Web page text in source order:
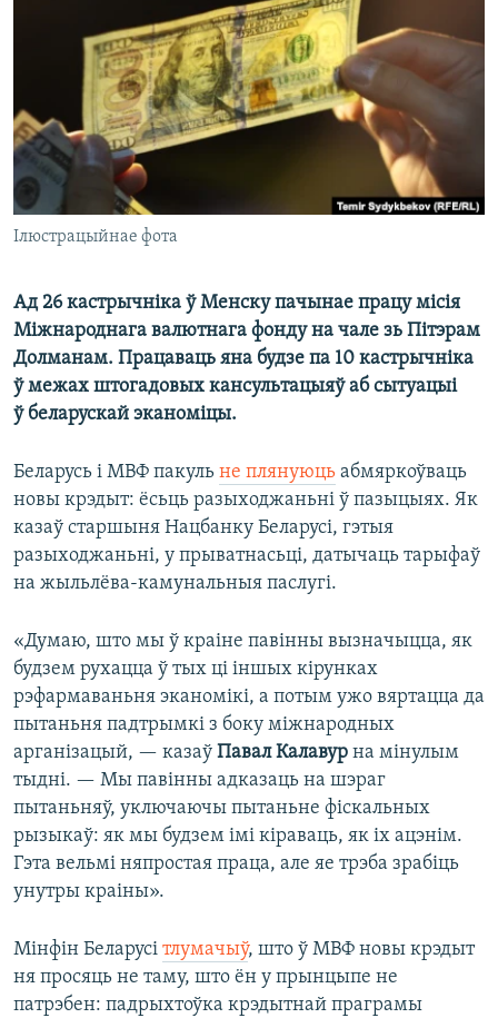
КАЛЯНДАР
НА ХВАЛЯХ СВАБОДЫ
Ілюстрацыйнае фота
Ад 26 кастрычніка ў Менску пачынае працу місія
Міжнароднага валютнага фонду на чале зь Пітэрам
Долманам. Працаваць яна будзе па 10 кастрычніка
ў межах штогадовых кансультацыяў аб сытуацыі
ў беларускай эканоміцы.
Беларусь і МВФ пакуль не плянуюць абмяркоўваць
новы крэдыт: ёсьць разыходжаньні ў пазыцыях. Як
казаў старшыня Нацбанку Беларусі, гэтыя
разыходжаньні, у прыватнасьці, датычаць тарыфаў
на жыльлёва-камунальныя паслугі.
«Думаю, што мы ў краіне павінны вызначыцца, як
будзем рухацца ў тых ці іншых кірунках
рэфармаваньня эканомікі, а потым ужо вяртацца да
пытаньня падтрымкі з боку міжнародных
арганізацый, — казаў Павал Калавур на мінулым
тыдні. — Мы павінны адказаць на шэраг
пытаньняў, уключаючы пытаньне фіскальных
рызыкаў: як мы будзем імі кіраваць, як іх ацэнім.
Гэта вельмі няпростая праца, але яе трэба зрабіць
унутры краіны».
Мінфін Беларусі тлумачыў, што ў МВФ новы крэдыт
ня просяць не таму, што ён у прынцыпе не
патрэбен: падрыхтоўка крэдытнай праграмы